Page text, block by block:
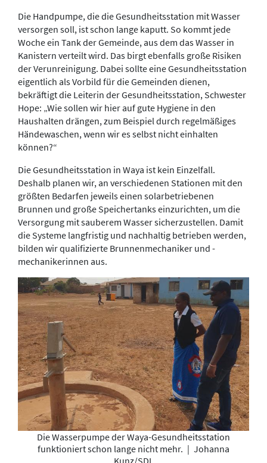
Die Handpumpe, die die Gesundheitsstation mit Wasser
versorgen soll, ist schon lange kaputt. So kommt jede
Woche ein Tank der Gemeinde, aus dem das Wasser in
Kanistern verteilt wird. Das birgt ebenfalls große Risiken
der Verunreinigung. Dabei sollte eine Gesundheitsstation
eigentlich als Vorbild für die Gemeinden dienen,
bekräftigt die Leiterin der Gesundheitsstation, Schwester
Hope: „Wie sollen wir hier auf gute Hygiene in den
Haushalten drängen, zum Beispiel durch regelmäßiges
Händewaschen, wenn wir es selbst nicht einhalten
können?“
Die Gesundheitsstation in Waya ist kein Einzelfall.
Deshalb planen wir, an verschiedenen Stationen mit den
größten Bedarfen jeweils einen solarbetriebenen
Brunnen und große Speichertanks einzurichten, um die
Versorgung mit sauberem Wasser sicherzustellen. Damit
die Systeme langfristig und nachhaltig betrieben werden,
bilden wir qualifizierte Brunnenmechaniker und -
mechanikerinnen aus.
Die Wasserpumpe der Waya-Gesundheitsstation
funktioniert schon lange nicht mehr. | Johanna